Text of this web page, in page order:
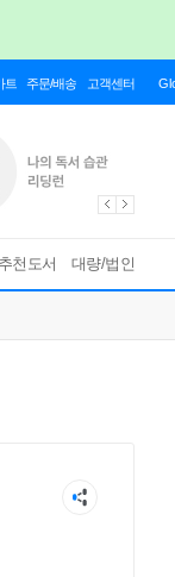
트 주문/배송 고객센터
추천도서 대량/법인